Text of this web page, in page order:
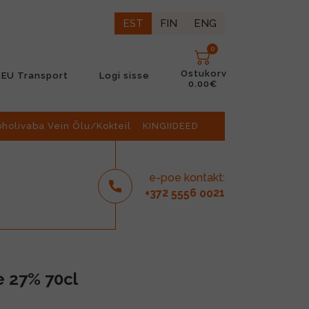
EST FIN ENG
EU Transport Logi sisse
0
Ostukorv
0.00€
Vein Õlu/Kokteil KINGIIDEED
e-poe kontakt:
+372 5556 0021
27% 70cl